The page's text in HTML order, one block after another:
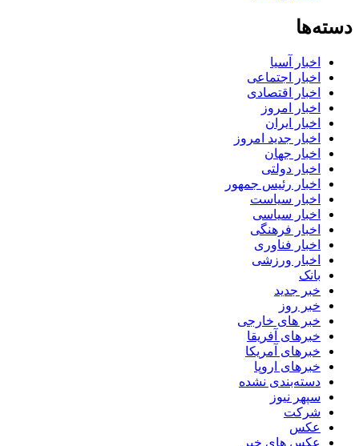
دسته‌ها
اخبار آسیا
اخبار اجتماعی
اخبار اقتصادی
اخبار امروز
اخبار ایران
اخبار جدید امروز
اخبار جهان
اخبار دولتی
اخبار رئیس جمهور
اخبار سیاست
اخبار سیاسی
اخبار فرهنگی
اخبار فناوری
اخبار ورزشی
بانک
خبر جدید
خبر روز
خبر های خارجی
خبرهای آفریقا
خبرهای آمریکا
خبرهای اروپا
دسته‌بندی نشده
سپهر نیوز
شرکت
عکس
عکس های خبر